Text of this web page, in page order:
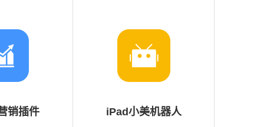
销插件 iPad小美机器人